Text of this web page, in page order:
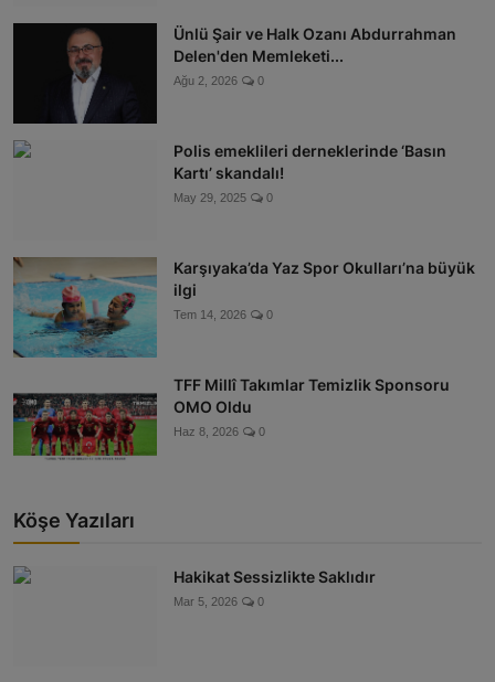
Ünlü Şair ve Halk Ozanı Abdurrahman
Delen'den Memleketi...
Ağu 2, 2026 0
Polis emeklileri derneklerinde ‘Basın
Kartı’ skandalı!
May 29, 2025 0
Karşıyaka’da Yaz Spor Okulları’na büyük
ilgi
Tem 14, 2026 0
TFF Millî Takımlar Temizlik Sponsoru
OMO Oldu
Haz 8, 2026 0
Köşe Yazıları
Hakikat Sessizlikte Saklıdır
Mar 5, 2026 0